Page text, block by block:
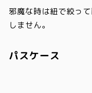
邪魔な時は紐で絞っ
しません。
パスケース